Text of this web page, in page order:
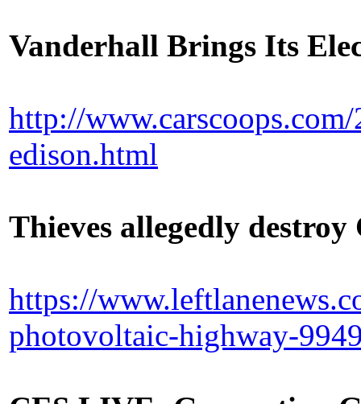
Vanderhall Brings Its
http://
edison.html
Thieves allegedly
https://
photovoltaic-highway-